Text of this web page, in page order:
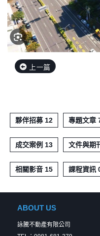
上一篇
夥伴招募 12 專題文章
成交案例 13 文件與期
相關影音 15 課程資訊
ABOUT US
詠騰不動產有限公司